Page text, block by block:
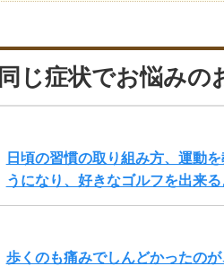
同じ症状でお悩みの
日頃の習慣の取り組み方、運動
うになり、好きなゴルフを出来
歩くのも痛みでしんどかったの